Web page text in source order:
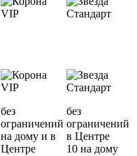
VIP Стандарт
VIP
без
ограничений
на дому и в
Центре
Стандарт
без
ограничений
в Центре
10 на дому